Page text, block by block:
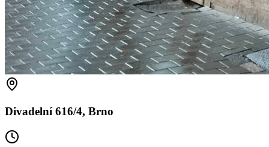
Divadelní 616/4, Brno